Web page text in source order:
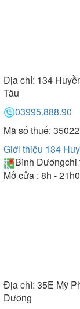
Địa chỉ: 134
Tàu
03995.888.90
Mã số thuế:
Giới thiệu 134
Bình Dươngchi
Mở cửa : 8h -
Địa chỉ: 35E Mỹ
Dương